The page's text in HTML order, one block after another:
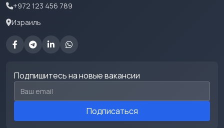
+972 123 456 789
Израиль
Подпишитесь на новые вакансии
Email для подписки
Подписаться